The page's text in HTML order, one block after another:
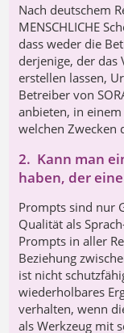
Nach deutschem
MENSCHLICHE
dass weder die
derjenige, der das
erstellen lassen,
Betreiber von
anbieten, in
welchen Zwecken
2. Kann man
haben, der
Prompts sind nur
Qualität als
Prompts in aller
Beziehung
ist nicht
wiederholbares
verhalten, wenn
als Werkzeug mit